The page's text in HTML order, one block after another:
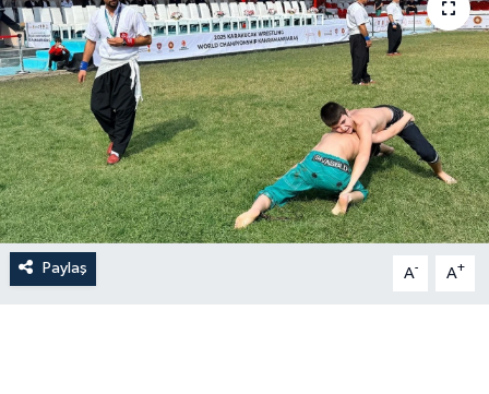
Paylaş A- A+